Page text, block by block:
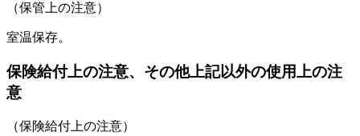
（保管上の注意）
室温保存。
保険給付上の注意、その他上記以外の使用上の注
意
（保険給付上の注意）